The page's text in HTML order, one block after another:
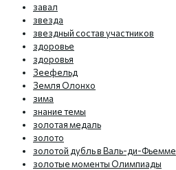
завал
звезда
звездный состав участников
здоровье
здоровья
Зеефельд
Земля Олонхо
зима
знание темы
золотая медаль
золото
золотой дубль в Валь-ди-Фьемме
золотые моменты Олимпиады